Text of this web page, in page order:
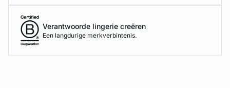
Verantwoorde lingerie creëren
Een langdurige merkverbintenis.